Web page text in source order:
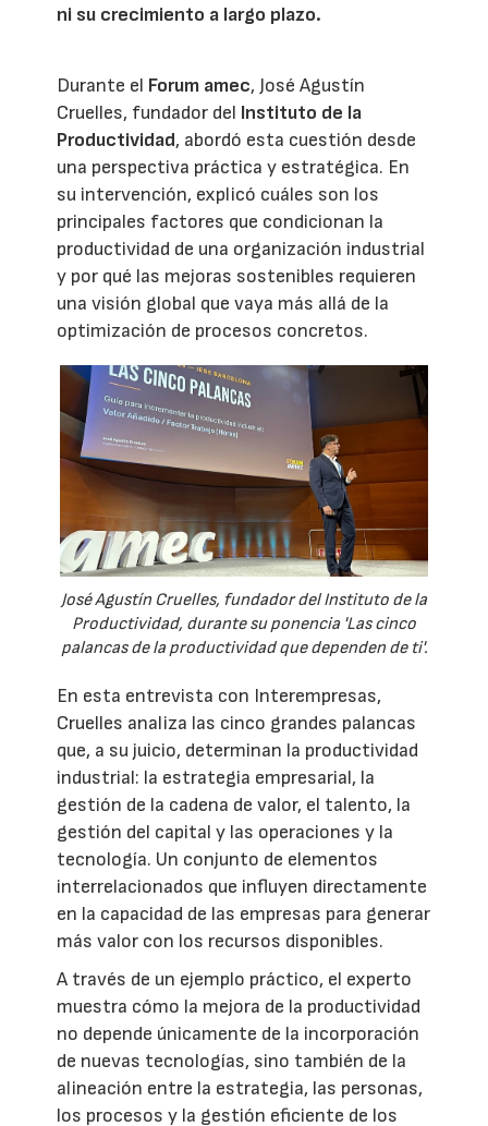
ni su crecimiento a largo plazo.
Durante el Forum amec, José Agustín
Cruelles, fundador del Instituto de la
Productividad, abordó esta cuestión desde
una perspectiva práctica y estratégica. En
su intervención, explicó cuáles son los
principales factores que condicionan la
productividad de una organización industrial
y por qué las mejoras sostenibles requieren
una visión global que vaya más allá de la
optimización de procesos concretos.
José Agustín Cruelles, fundador del Instituto de la
Productividad, durante su ponencia 'Las cinco
palancas de la productividad que dependen de ti'.
En esta entrevista con Interempresas,
Cruelles analiza las cinco grandes palancas
que, a su juicio, determinan la productividad
industrial: la estrategia empresarial, la
gestión de la cadena de valor, el talento, la
gestión del capital y las operaciones y la
tecnología. Un conjunto de elementos
interrelacionados que influyen directamente
en la capacidad de las empresas para generar
más valor con los recursos disponibles.
A través de un ejemplo práctico, el experto
muestra cómo la mejora de la productividad
no depende únicamente de la incorporación
de nuevas tecnologías, sino también de la
alineación entre la estrategia, las personas,
los procesos y la gestión eficiente de los